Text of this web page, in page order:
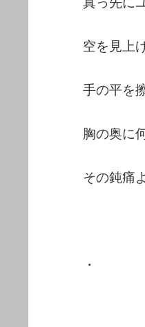
空を見上
手の平を
胸の奥に
その鈍痛
・